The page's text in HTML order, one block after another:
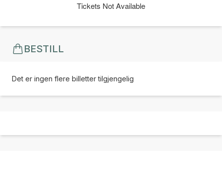
Tickets Not Available
BESTILL
Det er ingen flere billetter tilgjengelig